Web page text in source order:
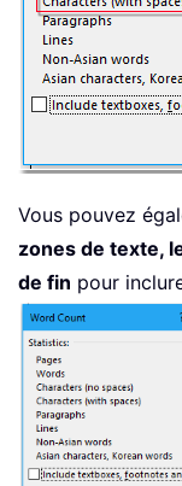
Vous pouvez
zones de texte,
de fin pour